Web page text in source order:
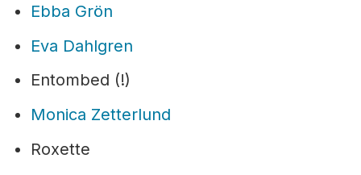
Ebba Grön
Eva Dahlgren
Entombed (!)
Monica Zetterlund
Roxette